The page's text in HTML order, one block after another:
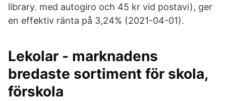
library. med autogiro och 45 kr vid postavi), ger
en effektiv ränta på 3,24% (2021-04-01).
Lekolar - marknadens
bredaste sortiment för skola,
förskola